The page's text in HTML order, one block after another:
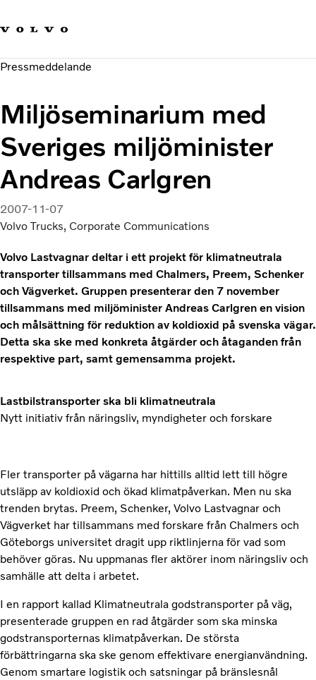
Hållbara transporter
Investerare
Pressmeddelande
Miljöseminarium med
Sveriges miljöminister
Andreas Carlgren
2007-11-07
Volvo Trucks, Corporate Communications
Volvo Lastvagnar deltar i ett projekt för klimatneutrala
transporter tillsammans med Chalmers, Preem, Schenker
och Vägverket. Gruppen presenterar den 7 november
tillsammans med miljöminister Andreas Carlgren en vision
och målsättning för reduktion av koldioxid på svenska vägar.
Detta ska ske med konkreta åtgärder och åtaganden från
respektive part, samt gemensamma projekt.
Lastbilstransporter ska bli klimatneutrala
Nytt initiativ från näringsliv, myndigheter och forskare
Fler transporter på vägarna har hittills alltid lett till högre
utsläpp av koldioxid och ökad klimatpåverkan. Men nu ska
trenden brytas. Preem, Schenker, Volvo Lastvagnar och
Vägverket har tillsammans med forskare från Chalmers och
Göteborgs universitet dragit upp riktlinjerna för vad som
behöver göras. Nu uppmanas fler aktörer inom näringsliv och
samhälle att delta i arbetet.
I en rapport kallad Klimatneutrala godstransporter på väg,
presenterade gruppen en rad åtgärder som ska minska
godstransporternas klimatpåverkan. De största
förbättringarna ska ske genom effektivare energianvändning.
Genom smartare logistik och satsningar på bränslesnål